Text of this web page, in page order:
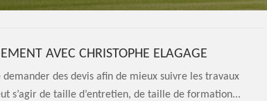
AVEC CHRISTOPHE ELAGAGE
des devis afin de mieux suivre les travaux
s’agir de taille d’entretien, de taille de formation...